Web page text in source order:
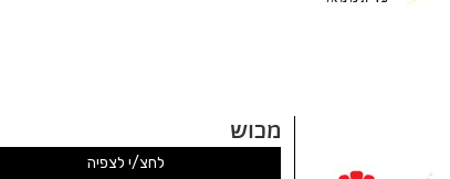
מכוש
לחצ/י לצפיה